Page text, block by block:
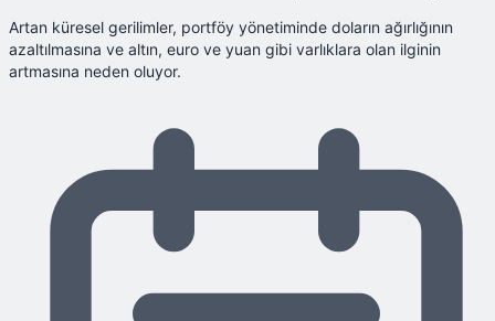
Artan küresel gerilimler, portföy yönetiminde doların ağırlığının
azaltılmasına ve altın, euro ve yuan gibi varlıklara olan ilginin
artmasına neden oluyor.